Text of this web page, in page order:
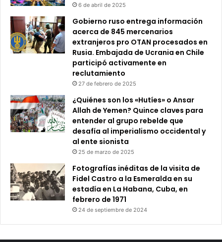
6 de abril de 2025
Gobierno ruso entrega información
acerca de 845 mercenarios
extranjeros pro OTAN procesados en
Rusia. Embajada de Ucrania en Chile
participó activamente en
reclutamiento
27 de febrero de 2025
¿Quiénes son los «Hutíes» o Ansar
Allah de Yemen? Quince claves para
entender al grupo rebelde que
desafía al imperialismo occidental y
al ente sionista
25 de marzo de 2025
Fotografías inéditas de la visita de
Fidel Castro a la Esmeralda en su
estadía en La Habana, Cuba, en
febrero de 1971
24 de septiembre de 2024